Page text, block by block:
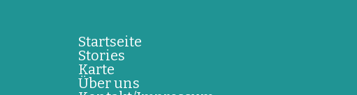
Startseite
Stories
Karte
Über uns